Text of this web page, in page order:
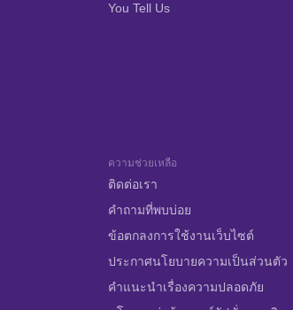
You Tell Us
ความช่วยเหลือ
ติดต่อเรา
คำถามที่พบบ่อย
ข้อตกลงการใช้งานเว็บไซต์
ประกาศนโยบายความเป็นส่วนตัว
คำแนะนำเรื่องความปลอดภัย